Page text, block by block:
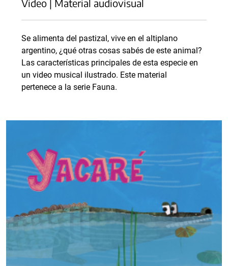
Video | Material audiovisual
Se alimenta del pastizal, vive en el altiplano
argentino, ¿qué otras cosas sabés de este animal?
Las características principales de esta especie en
un video musical ilustrado. Este material
pertenece a la serie Fauna.